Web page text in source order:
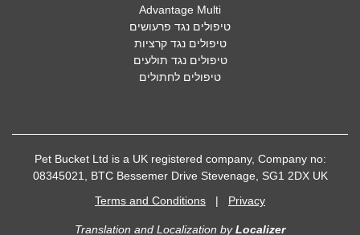
Advantage Multi
טיפולים נגד פרעושים
טיפולים נגד קרציות
טיפולים נגד תולעים
טיפולים לחתולים
Pet Bucket Ltd is a UK registered company, Company no:
08345021, BTC Bessemer Drive Stevenage, SG1 2DX UK
Terms and Conditions | Privacy
Translation and Localization byLocalizer